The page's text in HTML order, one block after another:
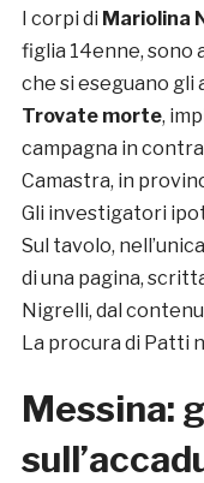
I corpi di Mariolina
figlia 14enne, sono
che si eseguano gli
Trovate morte,
campagna in
Camastra, in
Gli investigatori
Sul tavolo,
di una pagina,
Nigrelli, dal
La procura di Patti
Messina: